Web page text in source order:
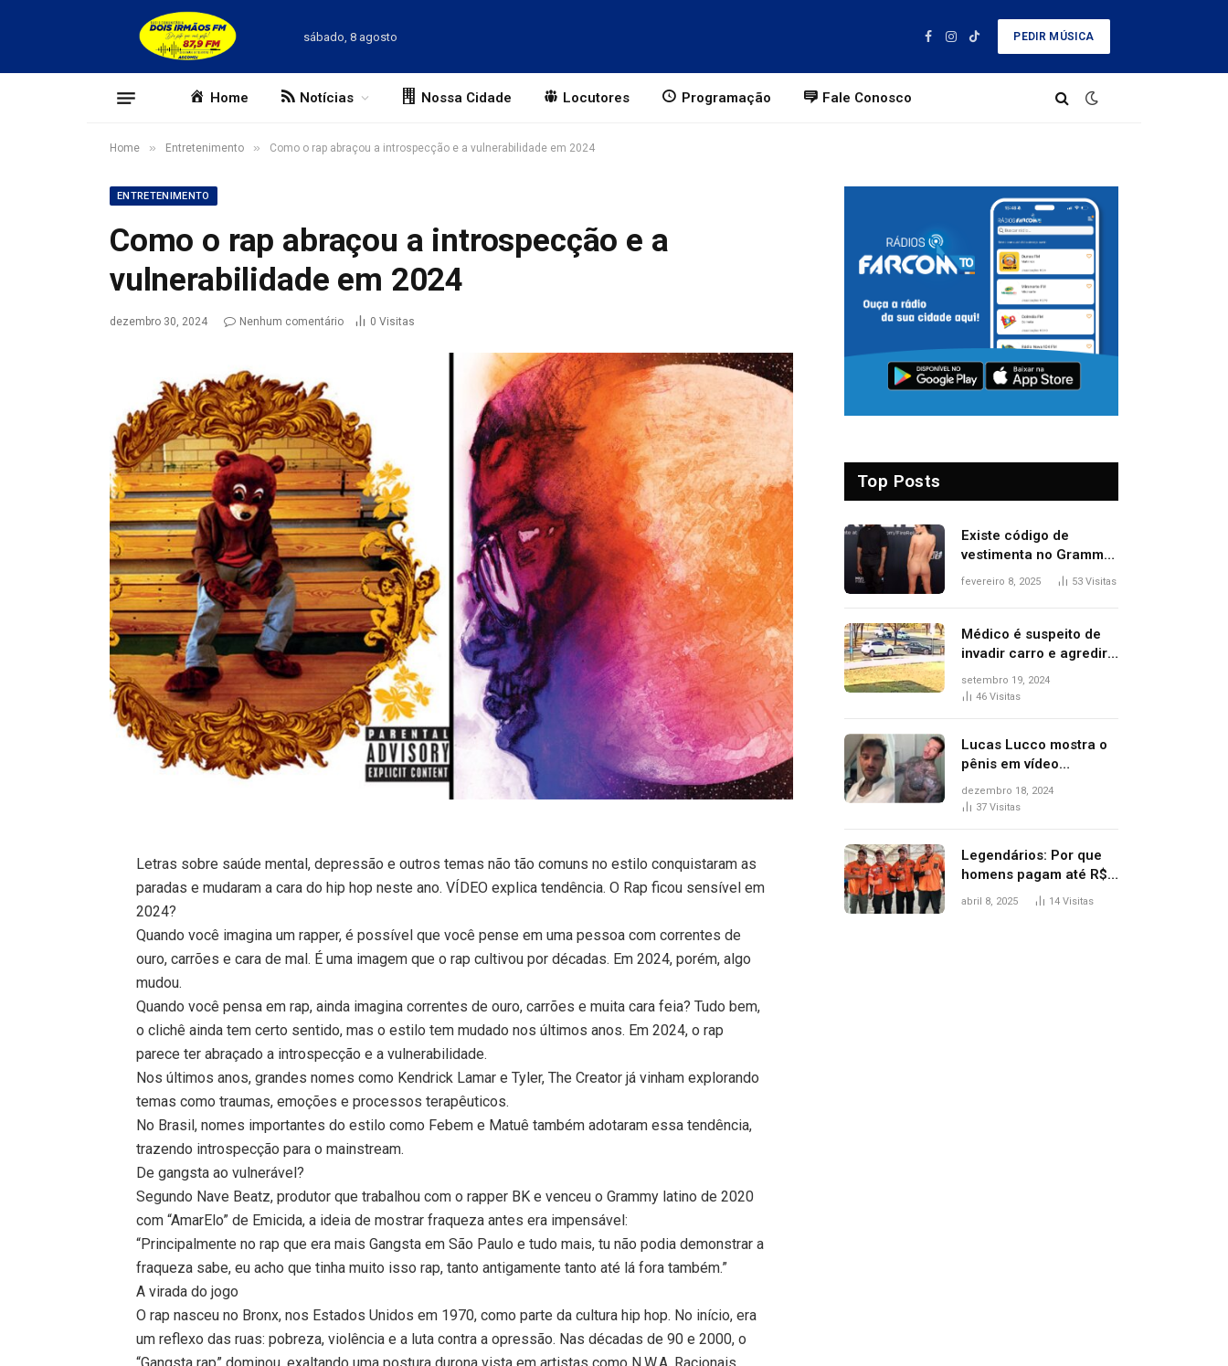
sábado, 8 agosto
Facebook
Instagram
TikTok
PEDIR MÚSICA
Home Notícias Nossa Cidade Locutores Programação Fale Conosco
Home » Entretenimento » Como o rap abraçou a introspecção e a vulnerabilidade em 2024
ENTRETENIMENTO
Como o rap abraçou a introspecção e a
vulnerabilidade em 2024
dezembro 30, 2024 Nenhum comentário 0 Visitas
Letras sobre saúde mental, depressão e outros temas não tão comuns no estilo conquistaram as
paradas e mudaram a cara do hip hop neste ano. VÍDEO explica tendência. O Rap ficou sensível em
2024?
Quando você imagina um rapper, é possível que você pense em uma pessoa com correntes de
ouro, carrões e cara de mal. É uma imagem que o rap cultivou por décadas. Em 2024, porém, algo
mudou.
Quando você pensa em rap, ainda imagina correntes de ouro, carrões e muita cara feia? Tudo bem,
o clichê ainda tem certo sentido, mas o estilo tem mudado nos últimos anos. Em 2024, o rap
parece ter abraçado a introspecção e a vulnerabilidade.
Nos últimos anos, grandes nomes como Kendrick Lamar e Tyler, The Creator já vinham explorando
temas como traumas, emoções e processos terapêuticos.
No Brasil, nomes importantes do estilo como Febem e Matuê também adotaram essa tendência,
trazendo introspecção para o mainstream.
De gangsta ao vulnerável?
Segundo Nave Beatz, produtor que trabalhou com o rapper BK e venceu o Grammy latino de 2020
com “AmarElo” de Emicida, a ideia de mostrar fraqueza antes era impensável:
“Principalmente no rap que era mais Gangsta em São Paulo e tudo mais, tu não podia demonstrar a
fraqueza sabe, eu acho que tinha muito isso rap, tanto antigamente tanto até lá fora também.”
A virada do jogo
O rap nasceu no Bronx, nos Estados Unidos em 1970, como parte da cultura hip hop. No início, era
um reflexo das ruas: pobreza, violência e a luta contra a opressão. Nas décadas de 90 e 2000, o
Top Posts
Existe código de
vestimenta no Grammy?
Questionamento surgiu
aparecer nua na
premiação
fevereiro 8, 2025 53 Visitas
Médico é suspeito de
invadir carro e agredir
delegado aposentado
durante confusão no
setembro 19, 2024
46 Visitas
Lucas Lucco mostra o
pênis em vídeo
tomando banho, apaga
post e diz ‘foi mal’
dezembro 18, 2024
37 Visitas
Legendários: Por que
homens pagam até R$
81 mil para subir
abril 8, 2025 14 Visitas